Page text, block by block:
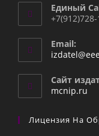
Единый
Email:
Сайт
mcnip.ru
Лицензия На